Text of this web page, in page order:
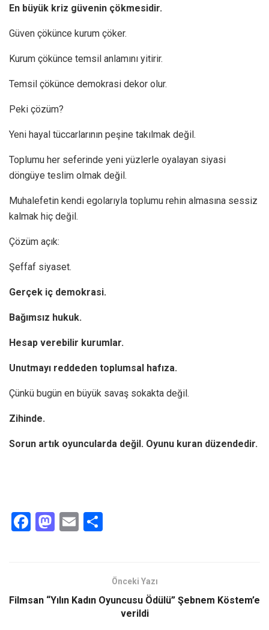
En büyük kriz güvenin çökmesidir.
Güven çökünce kurum çöker.
Kurum çökünce temsil anlamını yitirir.
Temsil çökünce demokrasi dekor olur.
Peki çözüm?
Yeni hayal tüccarlarının peşine takılmak değil.
Toplumu her seferinde yeni yüzlerle oyalayan siyasi
döngüye teslim olmak değil.
Muhalefetin kendi egolarıyla toplumu rehin almasına sessiz
kalmak hiç değil.
Çözüm açık:
Şeffaf siyaset.
Gerçek iç demokrasi.
Bağımsız hukuk.
Hesap verebilir kurumlar.
Unutmayı reddeden toplumsal hafıza.
Çünkü bugün en büyük savaş sokakta değil.
Zihinde.
Sorun artık oyuncularda değil. Oyunu kuran düzendedir.
F
o
M
d
E
Önceki Yazı
Filmsan “Yılın Kadın Oyuncusu Ödülü” Şebnem Köstem’e
verildi